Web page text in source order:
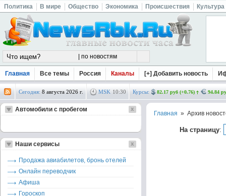
Политика В мире Общество Экономика Происшествия Культура
Главная Все темы Россия Каналы [+] Добавить новость
Сегодня: 8 августа 2026 г. MSK 10:30 Курсы: 82.17 руб (+0.76) 94.84
Главная » Архив
На страницу:
Автомобили с пробегом
Наши сервисы
Продажа авиабилетов, бронь отелей
Онлайн переводчик
Афиша
Гороскоп